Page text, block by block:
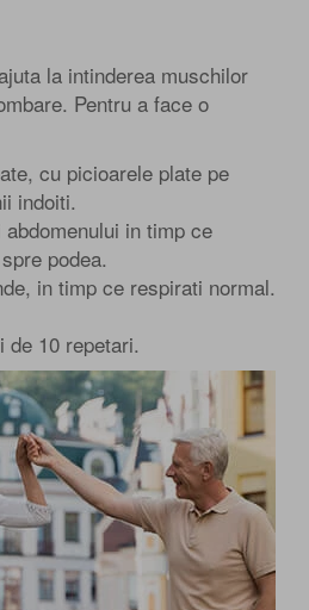
la intinderea muschilor
Pentru a face o
cu picioarele plate pe
indoiti.
in timp ce
podea.
in timp ce respirati normal.
de 10 repetari.